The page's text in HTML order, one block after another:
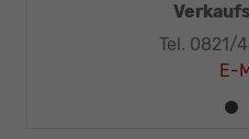
Geschäftsleitung,
Tel. 0821/
E-